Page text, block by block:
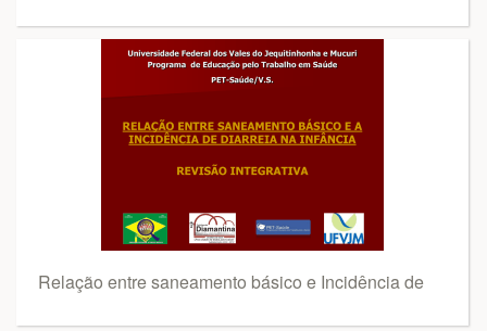
Relação entre saneamento básico e Incidência de